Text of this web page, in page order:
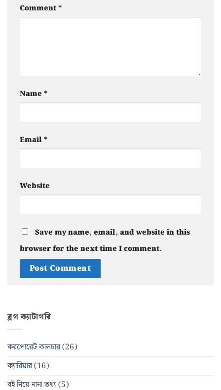
Comment*
Name *
Email*
Website
Save my name, email, and website in this
browser for the next time I comment.
ব্লগ ক্যাটাগরি
করপোরেট কালচার(26)
ক্যারিয়ার(16)
বই নিয়ে নানা তথ্য(5)